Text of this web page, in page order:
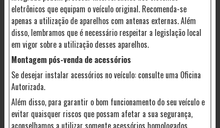
eletrônicos que equipam o veículo original. Recomenda-se
apenas a utilização de aparelhos com antenas externas. Além
disso, lembramos que é necessário respeitar a legislação local
em vigor sobre a utilização desses aparelhos.
Montagem pós-venda de acessórios
Se desejar instalar acessórios no veículo: consulte uma Oficina
Autorizada.
Além disso, para garantir o bom funcionamento do seu veículo e
evitar quaisquer riscos que possam afetar a sua segurança,
aconselhamos a utilizar somente acessórios homologados,